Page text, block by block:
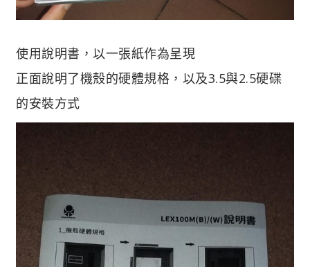
使用說明書，以一張紙作為呈現
正面說明了機殼的硬體規格，以及3.5與2.5硬碟
的安裝方式